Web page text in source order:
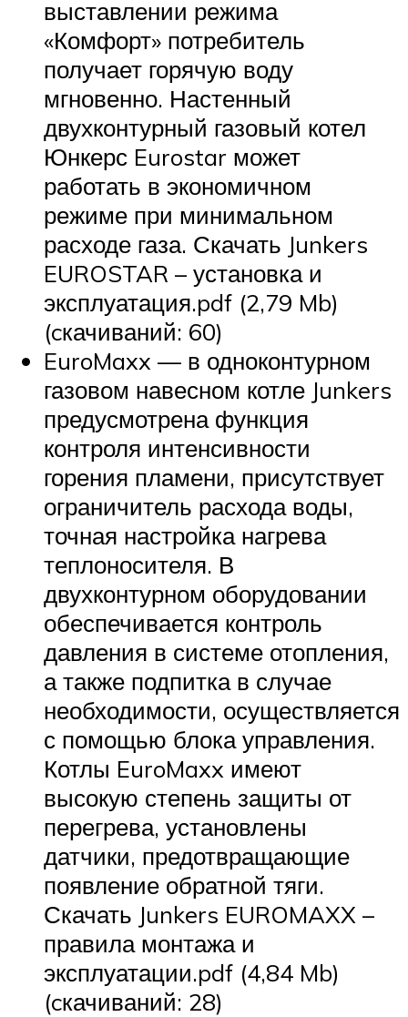
выставлении режима
«Комфорт» потребитель
получает горячую воду
мгновенно. Настенный
двухконтурный газовый котел
Юнкерс Eurostar может
работать в экономичном
режиме при минимальном
расходе газа. Скачать Junkers
EUROSTAR – установка и
эксплуатация.pdf (2,79 Mb)
(cкачиваний: 60)
EuroMaxx — в одноконтурном
газовом навесном котле Junkers
предусмотрена функция
контроля интенсивности
горения пламени, присутствует
ограничитель расхода воды,
точная настройка нагрева
теплоносителя. В
двухконтурном оборудовании
обеспечивается контроль
давления в системе отопления,
а также подпитка в случае
необходимости, осуществляется
с помощью блока управления.
Котлы EuroMaxx имеют
высокую степень защиты от
перегрева, установлены
датчики, предотвращающие
появление обратной тяги.
Скачать Junkers EUROMAXX –
правила монтажа и
эксплуатации.pdf (4,84 Mb)
(cкачиваний: 28)